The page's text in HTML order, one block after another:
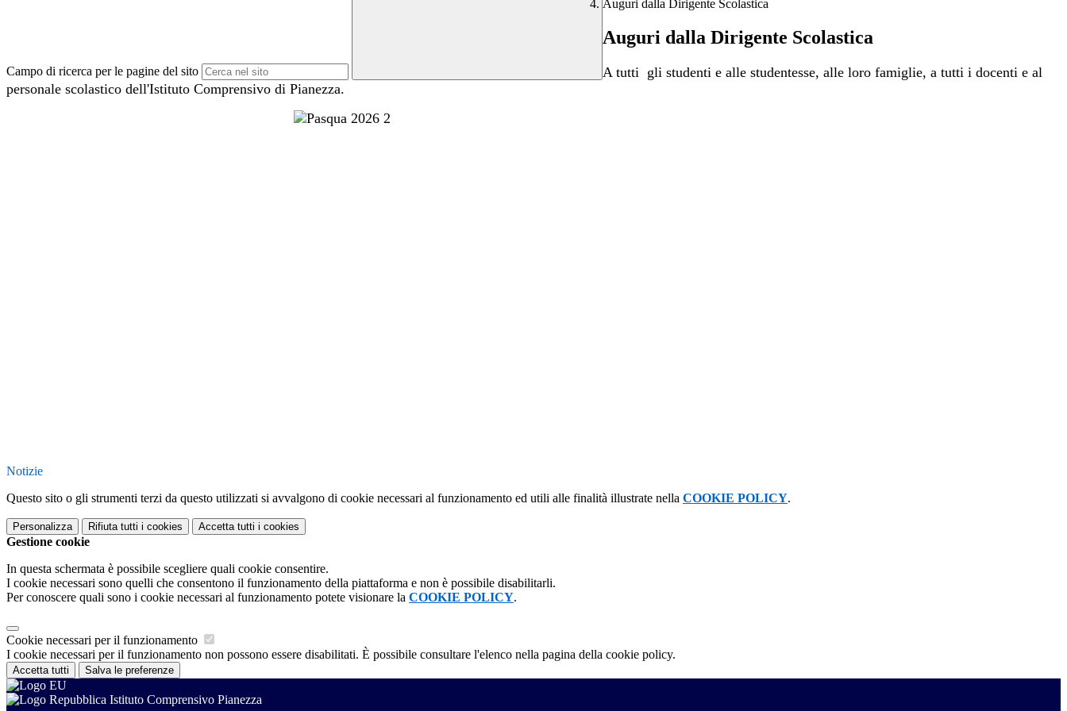
Campo di ricerca per le pagine del sito
Auguri dalla Dirigente Scolastica
Auguri dalla Dirigente Scolastica
A tutti gli studenti e alle studentesse, alle loro famiglie, a tutti i docenti e al
personale scolastico dell'Istituto Comprensivo di Pianezza.
Notizie
Questo sito o gli strumenti terzi da questo utilizzati si avvalgono di cookie necessari al funzionamento ed utili alle finalità illustrate nella COOKIE POLICY.
Personalizza Rifiuta tutti i cookies Accetta tutti i cookies
Gestione cookie
In questa schermata è possibile scegliere quali cookie consentire.
I cookie necessari sono quelli che consentono il funzionamento della piattaforma e non è possibile disabilitarli.
Per conoscere quali sono i cookie necessari al funzionamento potete visionare la COOKIE POLICY.
Cookie necessari per il funzionamento
I cookie necessari per il funzionamento non possono essere disabilitati. È possibile consultare l'elenco nella pagina della cookie policy.
Accetta tutti Salva le preferenze
Istituto Comprensivo Pianezza